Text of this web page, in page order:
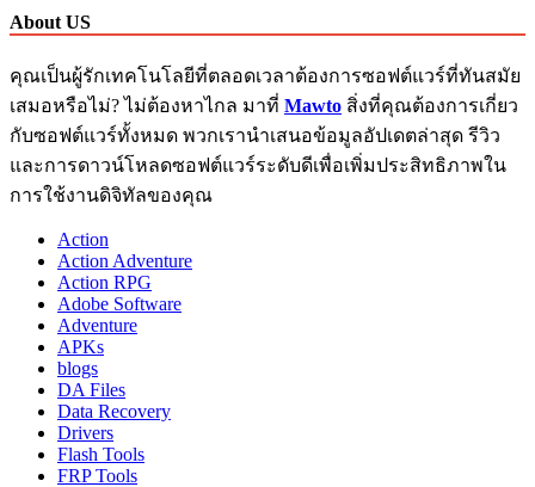
Converter
Crack
Free
Download
+
Torrent
About US
คุณเป็นผู้รักเทคโนโลยีที่ตลอดเวลาต้องการซอฟต์แวร์ที่ทันสมัย
เสมอหรือไม่? ไม่ต้องหาไกล มาที่ Mawto สิ่งที่คุณต้องการเกี่ยว
กับซอฟต์แวร์ทั้งหมด พวกเรานำเสนอข้อมูลอัปเดตล่าสุด รีวิว
และการดาวน์โหลดซอฟต์แวร์ระดับดีเพื่อเพิ่มประสิทธิภาพใน
การใช้งานดิจิทัลของคุณ
Action
Action Adventure
Action RPG
Adobe Software
Adventure
APKs
blogs
DA Files
Data Recovery
Drivers
Flash Tools
FRP Tools